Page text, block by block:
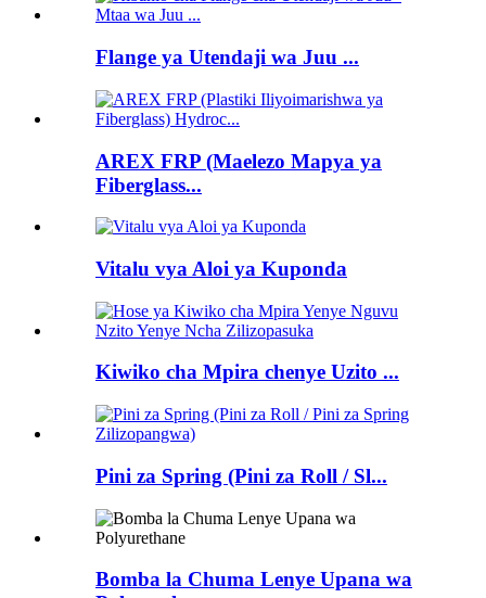
Flange ya Utendaji wa Juu ...
AREX FRP (Maelezo Mapya ya
Fiberglass...
Vitalu vya Aloi ya Kuponda
Kiwiko cha Mpira chenye Uzito ...
Pini za Spring (Pini za Roll / Sl...
Bomba la Chuma Lenye Upana wa